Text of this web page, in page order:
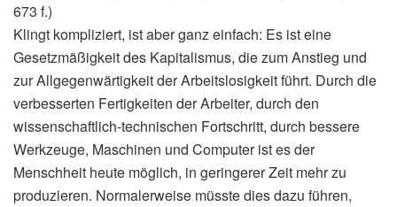
673 f.)
Klingt kompliziert, ist aber ganz einfach: Es ist eine
Gesetzmäßigkeit des Kapitalismus, die zum Anstieg und
zur Allgegenwärtigkeit der Arbeitslosigkeit führt. Durch die
verbesserten Fertigkeiten der Arbeiter, durch den
wissenschaftlich-technischen Fortschritt, durch bessere
Werkzeuge, Maschinen und Computer ist es der
Menschheit heute möglich, in geringerer Zeit mehr zu
produzieren. Normalerweise müsste dies dazu führen,